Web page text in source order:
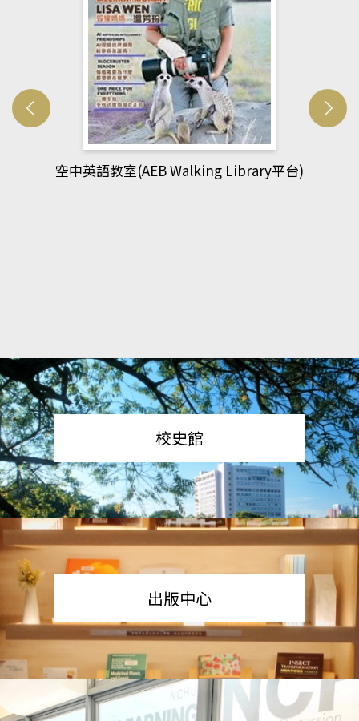
網管人(kono平台)
校史館
出版中心